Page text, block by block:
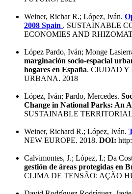
Weiner, Richar R.; López, Iván.
2008 Spain . SUSTAINABLE
ECONOMIES AND
López Pardo, Iván; Monge
marginación socio-espacial
hogares en España. CIUDAD Y
URBANA. 2018
López, Iván; Pardo, Mercedes.
Change in National Parks: An
SUSTAINABLE
Weiner, Richard R.; López, Iván.
NEW EUROPE. 2018. DOI:
Calvimontes, J.; López, I.; Da
gestión de áreas protegidas en
CLIMA DE TENSÃO: AÇÃO